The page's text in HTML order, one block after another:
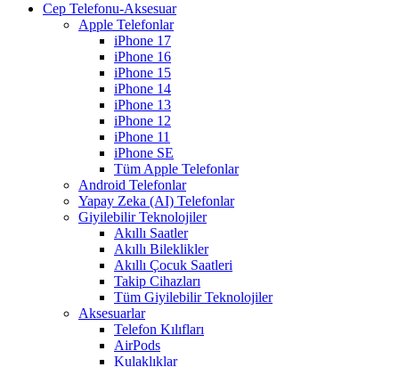
Cep Telefonu-Aksesuar
Apple Telefonlar
iPhone 17
iPhone 16
iPhone 15
iPhone 14
iPhone 13
iPhone 12
iPhone 11
iPhone SE
Tüm Apple Telefonlar
Android Telefonlar
Yapay Zeka (AI) Telefonlar
Giyilebilir Teknolojiler
Akıllı Saatler
Akıllı Bileklikler
Akıllı Çocuk Saatleri
Takip Cihazları
Tüm Giyilebilir Teknolojiler
Aksesuarlar
Telefon Kılıfları
AirPods
Kulaklıklar